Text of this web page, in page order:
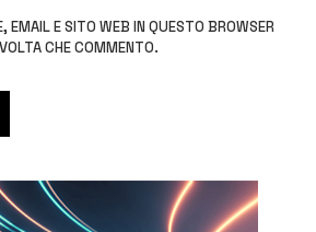
EMAIL E SITO WEB IN QUESTO BROWSER
CHE COMMENTO.